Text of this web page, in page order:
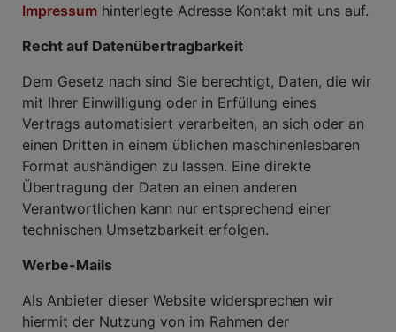
Impressum hinterlegte Adresse Kontakt mit uns auf.
Recht auf Datenübertragbarkeit
Dem Gesetz nach sind Sie berechtigt, Daten, die wir
mit Ihrer Einwilligung oder in Erfüllung eines
Vertrags automatisiert verarbeiten, an sich oder an
einen Dritten in einem üblichen maschinenlesbaren
Format aushändigen zu lassen. Eine direkte
Übertragung der Daten an einen anderen
Verantwortlichen kann nur entsprechend einer
technischen Umsetzbarkeit erfolgen.
Werbe-Mails
Als Anbieter dieser Website widersprechen wir
hiermit der Nutzung von im Rahmen der